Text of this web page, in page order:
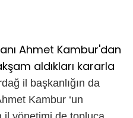
Ahmet Kambur'dan
aldıkları kararla
il başkanlığın da
Kambur ‘un